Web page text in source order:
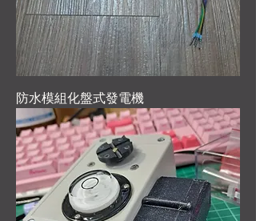
防水模組化盤式發電機